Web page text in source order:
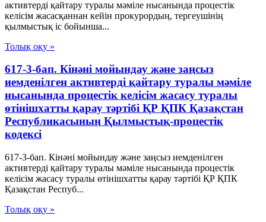
активтерді қайтару туралы мәміле нысанында процестік
келісім жасасқаннан кейін прокурордың, тергеушінің
қылмыстық іс бойынша...
Толық оқу »
617-3-бап. Кінәні мойындау және заңсыз
иемденілген активтерді қайтару туралы мәміле
нысанында процестік келісім жасасу туралы
өтінішхатты қарау тәртібі ҚР ҚПК Қазақстан
Республикасының Қылмыстық-процестік
кодексi
617-3-бап. Кінәні мойындау және заңсыз иемденілген
активтерді қайтару туралы мәміле нысанында процестік
келісім жасасу туралы өтінішхатты қарау тәртібі ҚР ҚПК
Қазақстан Респуб...
Толық оқу »